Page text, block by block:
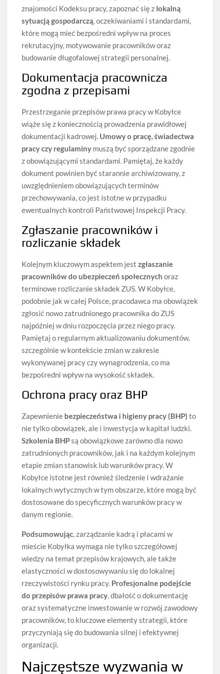
znajomości Kodeksu pracy, zapoznać się z lokalną
sytuacją gospodarczą , oczekiwaniami i standardami,
które mogą mieć bezpośredni wpływ na proces
rekrutacyjny, motywowanie pracowników oraz
budowanie długofalowej strategii personalnej.
Dokumentacja pracownicza
zgodna z przepisami
Przestrzeganie przepisów prawa pracy w Kobyłce
wiąże się z koniecznością prowadzenia prawidłowej
dokumentacji kadrowej. Umowy o pracę, świadectwa
pracy czy regulaminy muszą być sporządzane zgodnie
z obowiązującymi standardami. Pamiętaj, że każdy
dokument powinien być starannie archiwizowany, z
uwzględnieniem obowiązujących terminów
przechowywania, co jest istotne w przypadku
ewentualnych kontroli Państwowej Inspekcji Pracy.
Zgłaszanie pracowników i
rozliczanie składek
Kolejnym kluczowym aspektem jestzgłaszanie
pracowników do ubezpieczeń społecznych oraz
terminowe rozliczanie składek ZUS. W Kobyłce,
podobnie jak w całej Polsce, pracodawca ma obowiązek
zgłosić nowo zatrudnionego pracownika do ZUS
najpóźniej w dniu rozpoczęcia przez niego pracy.
Pamiętaj o regularnym aktualizowaniu dokumentów,
szczególnie w kontekście zmian w zakresie
wykonywanej pracy czy wynagrodzenia, co ma
bezpośredni wpływ na wysokość składek.
Ochrona pracy oraz BHP
Zapewnienie bezpieczeństwa i higieny pracy (BHP) to
nie tylko obowiązek, ale i inwestycja w kapitał ludzki.
Szkolenia BHPsą obowiązkowe zarówno dla nowo
zatrudnionych pracowników, jak i na każdym kolejnym
etapie zmian stanowisk lub warunków pracy. W
Kobyłce istotne jest również śledzenie i wdrażanie
lokalnych wytycznych w tym obszarze, które mogą być
dostosowane do specyficznych warunków pracy w
danym regionie.
Podsumowując , zarządzanie kadrą i płacami w
mieście Kobyłka wymaga nie tylko szczegółowej
wiedzy na temat przepisów krajowych, ale także
elastyczności w dostosowywaniu się do lokalnej
rzeczywistości rynku pracy. Profesjonalne podejście
do przepisów prawa pracy , dbałość o dokumentację
oraz systematyczne inwestowanie w rozwój zawodowy
pracowników, to kluczowe elementy strategii, które
przyczyniają się do budowania silnej i efektywnej
organizacji.
Najczęstsze wyzwania w